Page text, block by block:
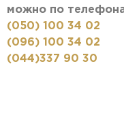
можно по
(050) 100 34 02
(096) 100 34 02
(044)337 90 30